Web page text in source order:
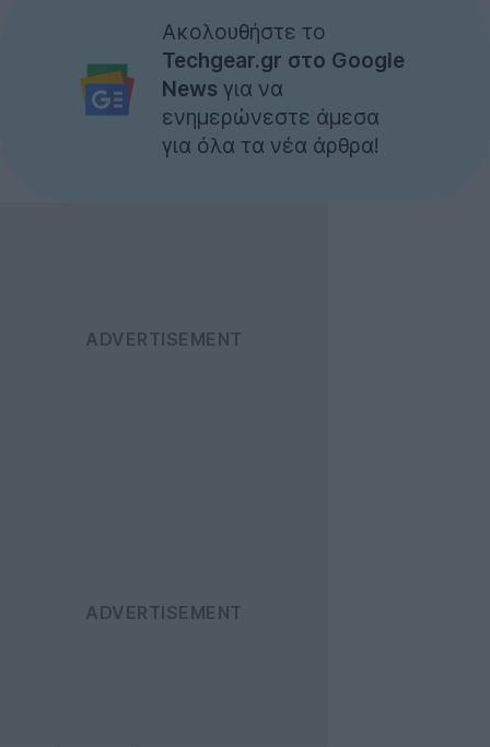
Ακολουθήστε το
Techgear.gr στο Google
News για να
ενημερώνεστε άμεσα
για όλα τα νέα άρθρα!